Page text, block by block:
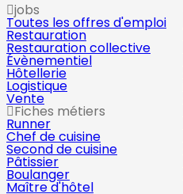
jobs
Toutes les offres d'emploi
Restauration
Restauration collective
Évènementiel
Hôtellerie
Logistique
Vente
Fiches métiers
Runner
Chef de cuisine
Second de cuisine
Pâtissier
Boulanger
Maître d'hôtel